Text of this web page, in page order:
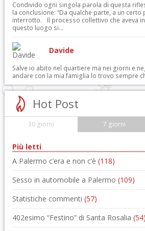
Condivido ogni singola parola di questa
la conclusione: “Da qualche parte, a un
interrotto. Il processo collettivo che aveva
questo luogo si...
Davide
Salve io abito nel quartiere ma nei giorni e
andare con la mia famiglia lo trovo sempre
Hot Post
30 giorni 7 giorni
Più letti
A Palermo c’era e non c’è (118)
Sesso in automobile a Palermo (109)
Statistiche commenti (57)
402esimo “Festino” di Santa Rosalia (54)